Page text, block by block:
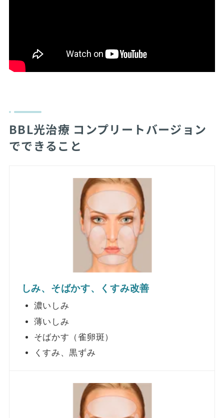
BBL光治療 コンプリートバージョン
でできること
しみ、そばかす、くすみ改善
濃いしみ
薄いしみ
そばかす（雀卵斑）
くすみ、黒ずみ